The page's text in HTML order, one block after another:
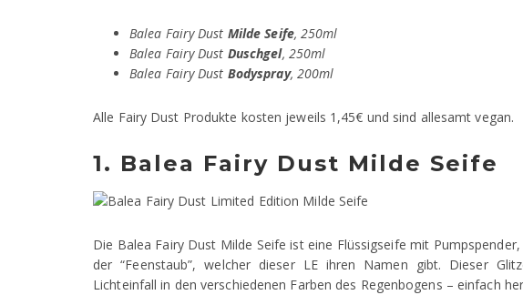
Balea Fairy Dust Milde Seife, 250ml
Balea Fairy Dust Duschgel, 250ml
Balea Fairy Dust Bodyspray, 200ml
Alle Fairy Dust Produkte kosten jeweils 1,45€ und sind allesamt vegan.
1. Balea Fairy Dust Milde Seife
Die Balea Fairy Dust Milde Seife ist eine Flüssigseife mit
der “Feenstaub”, welcher dieser LE ihren Namen gibt. Dieser
Lichteinfall in den verschiedenen Farben des Regenbogens – einfach